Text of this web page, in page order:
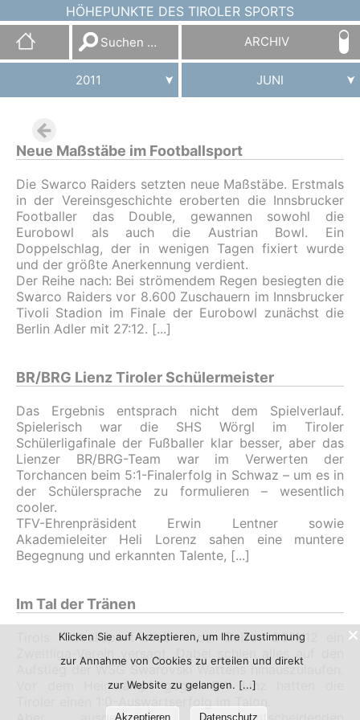
HÖHEPUNKTE DES TIROLER SPORTS
Suchen
nach:
ARCHIV
2011 JUNI
Neue Maßstäbe im Footballsport
Die Swarco Raiders setzten neue Maßstäbe. Erstmals
in der Vereinsgeschichte eroberten die Innsbrucker
Footballer das Double, gewannen sowohl die
Eurobowl als auch die Austrian Bowl. Ein
Doppelschlag, der in wenigen Tagen fixiert wurde
und der größte Anerkennung verdient.
Der Reihe nach: Bei strömendem Regen besiegten die
Swarco Raiders vor 8.600 Zuschauern im Innsbrucker
Tivoli Stadion im Finale der Eurobowl zunächst die
Berlin Adler mit 27:12.
BR/BRG Lienz Tiroler Schülermeister
Das Ergebnis entsprach nicht dem Spielverlauf.
Spielerisch war die SHS Wörgl im Tiroler
Schülerligafinale der Fußballer klar besser, aber das
Lienzer BR/BRG-Team war im Verwerten der
Torchancen beim 5:1-Finalerfolg in Schwaz – um es in
der Schülersprache zu formulieren – wesentlich
cooler.
TFV-Ehrenpräsident Erwin Lentner sowie
Akademieleiter Heli Lorenz sahen eine muntere
Begegnung und erkannten Talente,
Im Tal der Tränen
Tirols Fußballsport blieb in der Saison 2011/12 ein
Zweitliga-Verein versagt. Dabei schien alles auf den
Aufstieg der WSG Swarovski Wattens hinauszulaufen.
Vor dem Heimkampf gegen BW Linz hatten die
Klicken Sie auf Akzeptieren, um Ihre Zustimmung
zur Annahme von Cookies zu erteilen und direkt
zur Website zu gelangen.
Akzeptieren Datenschutz